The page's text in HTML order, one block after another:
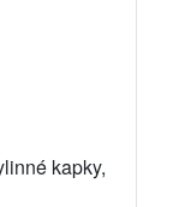
kapky,